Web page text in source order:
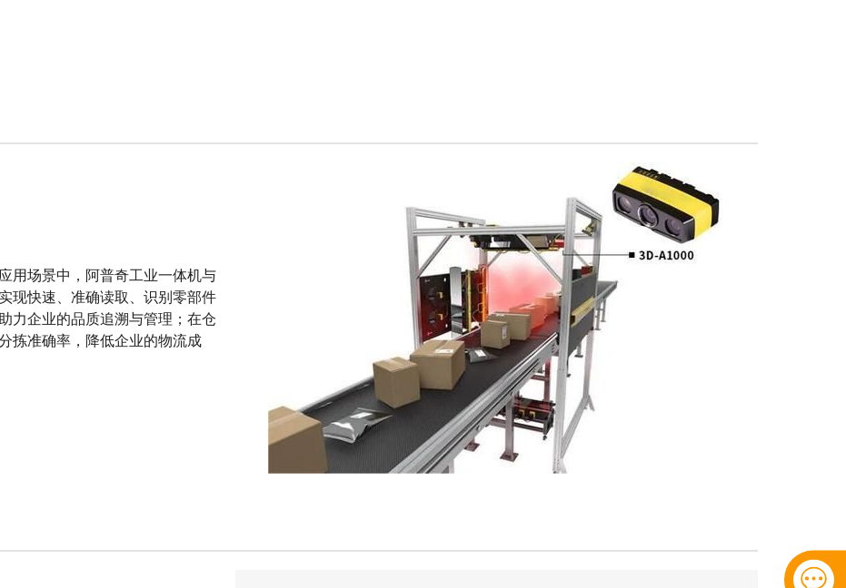
用场景中，阿普奇工业一体机与
现快速、准确读取、识别零部件
力企业的品质追溯与管理；在仓
拣准确率，降低企业的物流成